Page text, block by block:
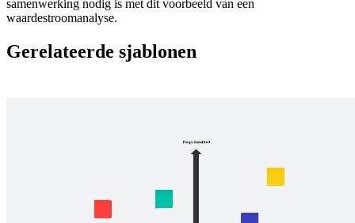
samenwerking nodig is met dit voorbeeld van een
waardestroomanalyse.
Gerelateerde sjablonen